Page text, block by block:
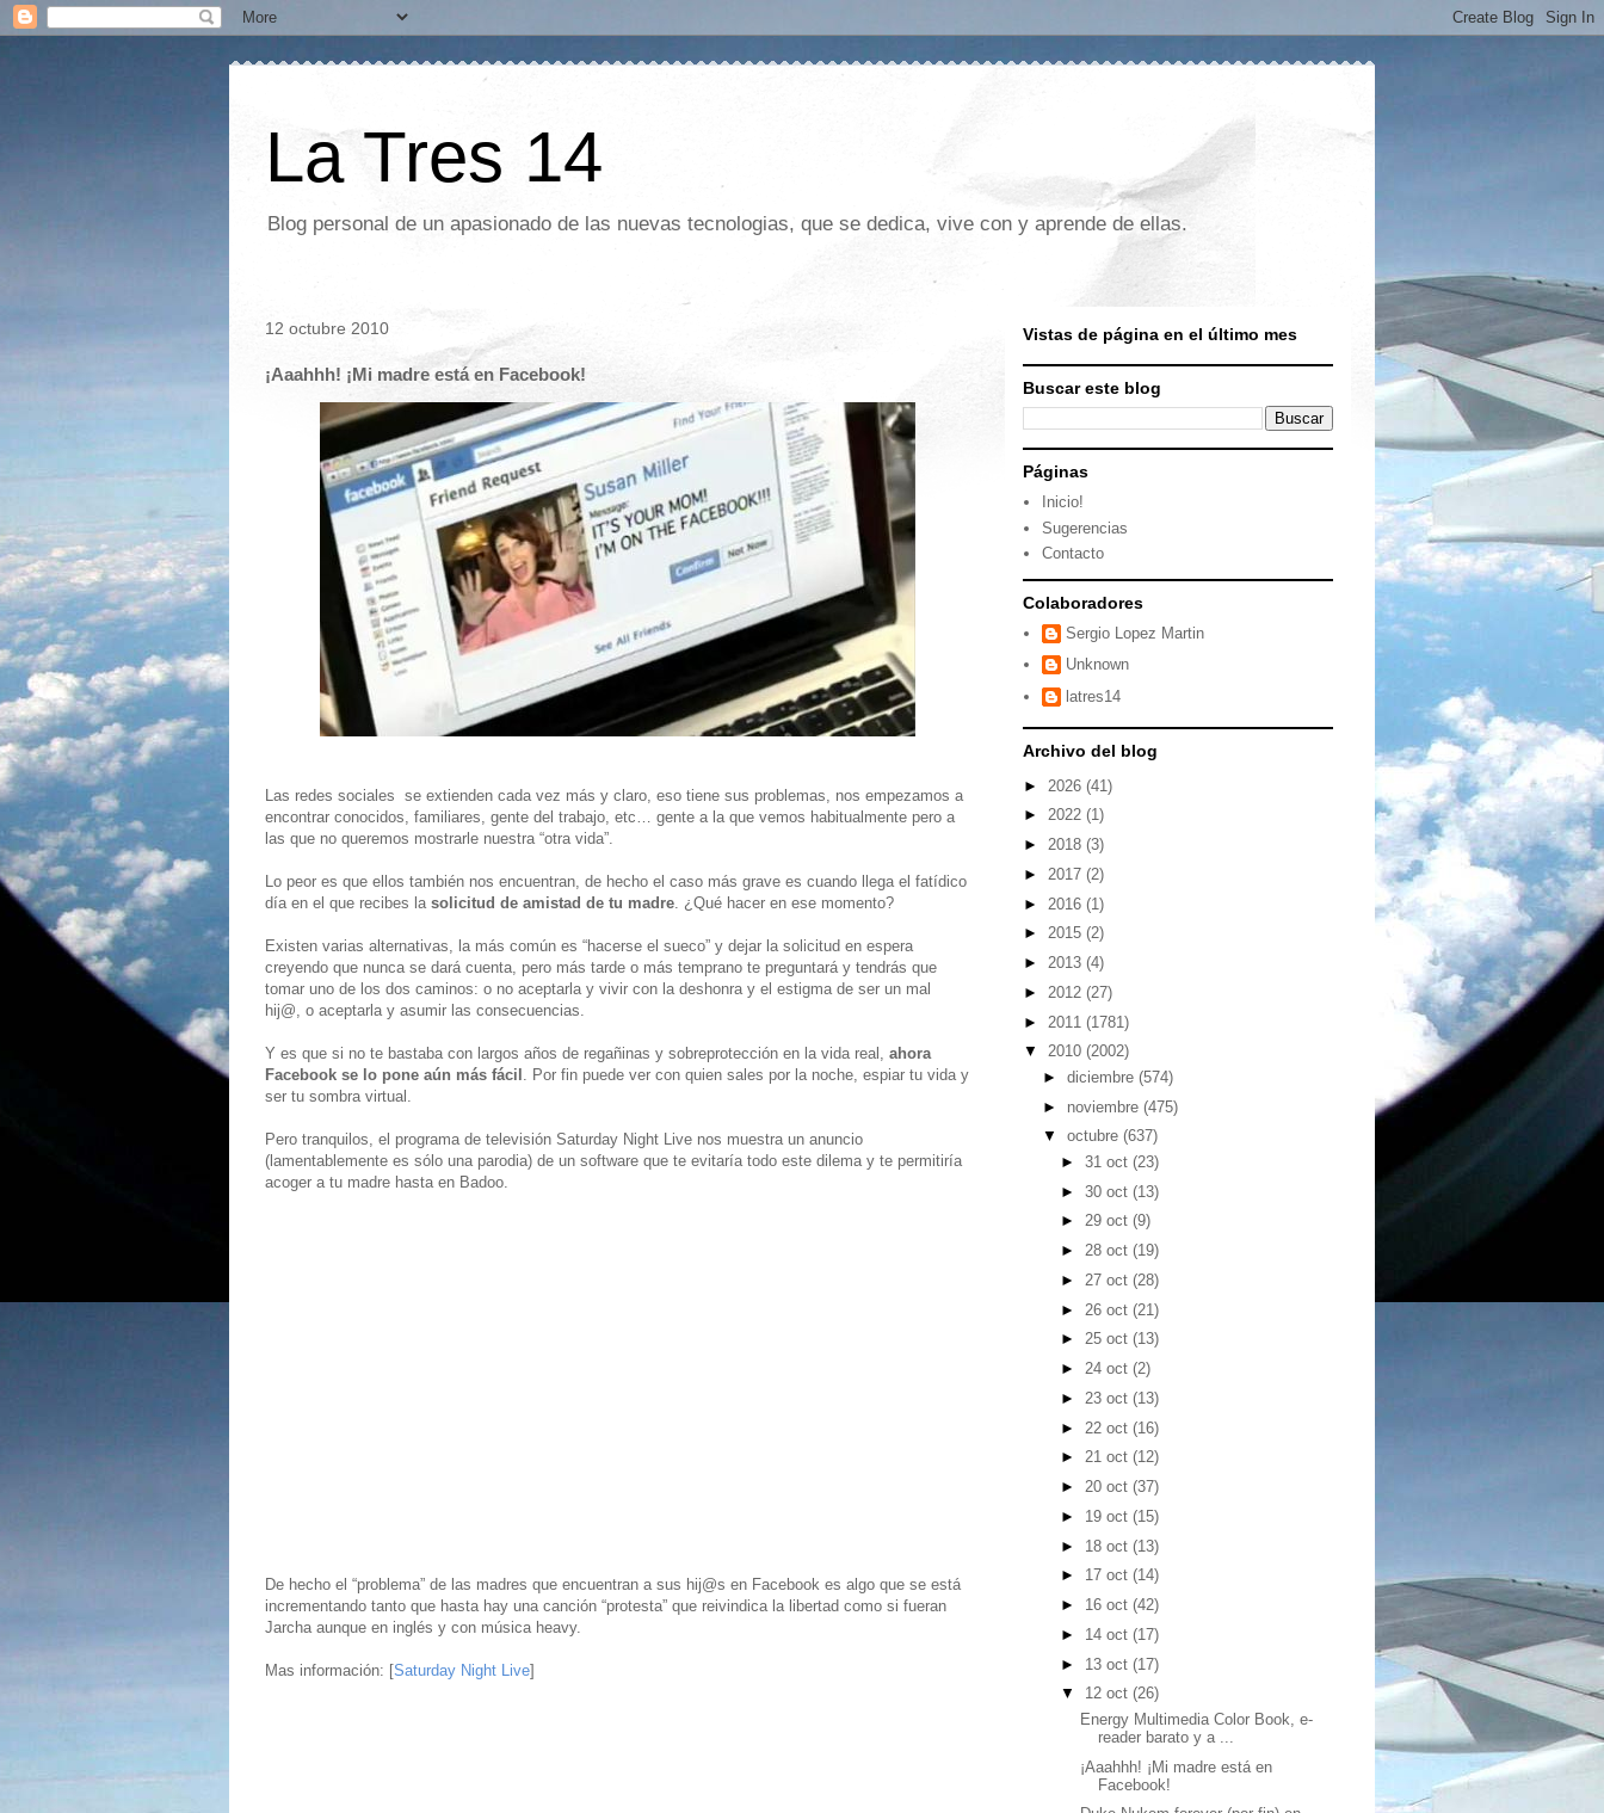
La Tres 14
Blog personal de un apasionado de las nuevas tecnologias, que se dedica, vive con y aprende de ellas.
12 octubre 2010
¡Aaahhh! ¡Mi madre está en Facebook!
Las redes sociales se extienden cada vez más y claro, eso tiene sus problemas, nos empezamos a
encontrar conocidos, familiares, gente del trabajo, etc… gente a la que vemos habitualmente pero a
las que no queremos mostrarle nuestra “otra vida”.
Lo peor es que ellos también nos encuentran, de hecho el caso más grave es cuando llega el fatídico
día en el que recibes la solicitud de amistad de tu madre. ¿Qué hacer en ese momento?
Existen varias alternativas, la más común es “hacerse el sueco” y dejar la solicitud en espera
creyendo que nunca se dará cuenta, pero más tarde o más temprano te preguntará y tendrás que
tomar uno de los dos caminos: o no aceptarla y vivir con la deshonra y el estigma de ser un mal
hij@, o aceptarla y asumir las consecuencias.
Y es que si no te bastaba con largos años de regañinas y sobreprotección en la vida real, ahora
Facebook se lo pone aún más fácil . Por fin puede ver con quien sales por la noche, espiar tu vida y
ser tu sombra virtual.
Pero tranquilos, el programa de televisión Saturday Night Live nos muestra un anuncio
(lamentablemente es sólo una parodia) de un software que te evitaría todo este dilema y te permitiría
acoger a tu madre hasta en Badoo.
De hecho el “problema” de las madres que encuentran a sus hij@s en Facebook es algo que se está
incrementando tanto que hasta hay una canción “protesta” que reivindica la libertad como si fueran
Jarcha aunque en inglés y con música heavy.
Mas información: [Saturday Night Live]
Vistas de página en el último mes
Buscar este blog
Páginas
Inicio!
Sugerencias
Contacto
Colaboradores
Sergio Lopez Martin
Unknown
latres14
Archivo del blog
► 2026 (41)
► 2022 (1)
► 2018 (3)
► 2017 (2)
► 2016 (1)
► 2015 (2)
► 2013 (4)
► 2012 (27)
► 2011 (1781)
▼ 2010 (2002)
► diciembre (574)
► noviembre (475)
▼ octubre (637)
►31 oct(23)
►30 oct(13)
►29 oct(9)
►28 oct(19)
► 27 oct(28)
► 26 oct(21)
►25 oct(13)
►24 oct(2)
► 23 oct(13)
► 22 oct(16)
►21 oct(12)
►20 oct(37)
► 19 oct(15)
► 18 oct(13)
► 17 oct(14)
► 16 oct(42)
► 14 oct(17)
► 13 oct(17)
▼ 12 oct(26)
Energy Multimedia Color Book, e-
reader barato y a ...
¡Aaahhh! ¡Mi madre está en
Facebook!